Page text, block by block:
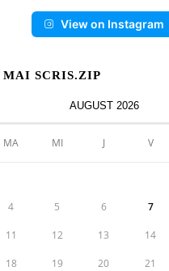
View on Instagram
MAI SCRIS.ZIP
AUGUST 2026
MA MI J V
4 5 6 7
11 12 13 14
18 19 20 21